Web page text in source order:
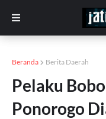
Beranda Berita Daerah
Pelaku
Ponorogo